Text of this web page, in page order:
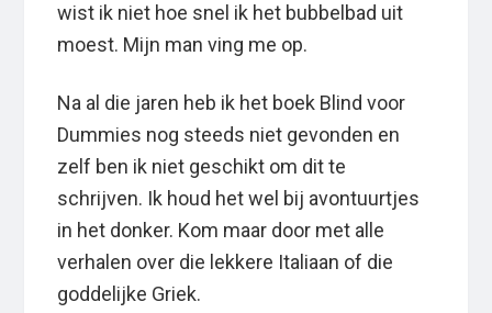
wist ik niet hoe snel ik het bubbelbad uit
moest. Mijn man ving me op.
Na al die jaren heb ik het boek Blind voor
Dummies nog steeds niet gevonden en
zelf ben ik niet geschikt om dit te
schrijven. Ik houd het wel bij avontuurtjes
in het donker. Kom maar door met alle
verhalen over die lekkere Italiaan of die
goddelijke Griek.